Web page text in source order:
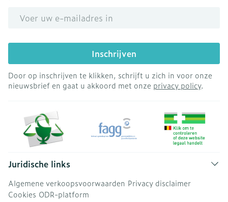
Inschrijven
Door op inschrijven te klikken, schrijft u zich in voor onze
nieuwsbrief en gaat u akkoord met onze privacy policy.
Juridische links
Algemene verkoopsvoorwaarden Privacy disclaimer
Cookies ODR-platform